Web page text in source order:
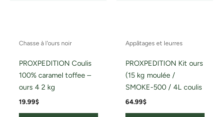
Chasse à l'ours noir
PROXPEDITION Coulis
100% caramel toffee –
ours 4 2 kg
19.99$
Appâtages et leurres
PROXPEDITION Kit ours
(15 kg moulée /
SMOKE-500 / 4L coulis
64.99$